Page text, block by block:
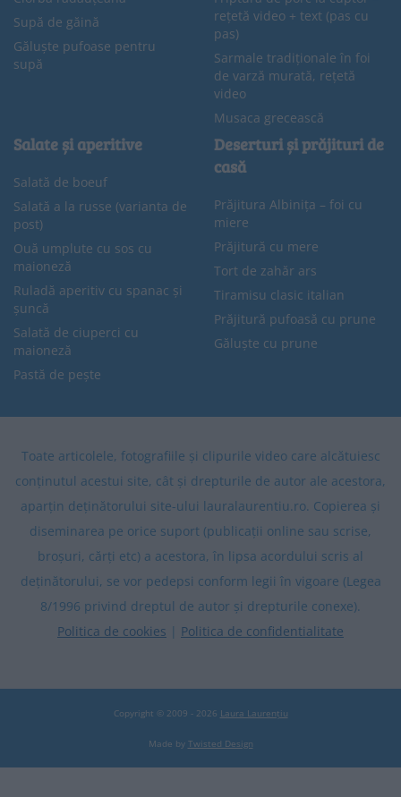
Supă de găină
Găluște pufoase pentru
supă
rețetă video + text (pas cu
pas)
Sarmale tradiționale în foi
de varză murată, rețetă
video
Musaca grecească
Salate și aperitive
Salată de boeuf
Salată a la russe (varianta de
post)
Ouă umplute cu sos cu
maioneză
Ruladă aperitiv cu spanac și
șuncă
Salată de ciuperci cu
maioneză
Pastă de pește
Deserturi și prăjituri de
casă
Prăjitura Albinița – foi cu
miere
Prăjitură cu mere
Tort de zahăr ars
Tiramisu clasic italian
Prăjitură pufoasă cu prune
Găluște cu prune
Toate articolele, fotografiile și clipurile video care alcătuiesc
conținutul acestui site, cât și drepturile de autor ale acestora,
aparțin deținătorului site-ului lauralaurentiu.ro. Copierea și
diseminarea pe orice suport (publicații online sau scrise,
broșuri, cărți etc) a acestora, în lipsa acordului scris al
deținătorului, se vor pedepsi conform legii în vigoare (Legea
8/1996 privind dreptul de autor și drepturile conexe).
Politica de cookies | Politica de confidentialitate
Copyright © 2009 - 2026 Laura Laurențiu
Made by Twisted Design